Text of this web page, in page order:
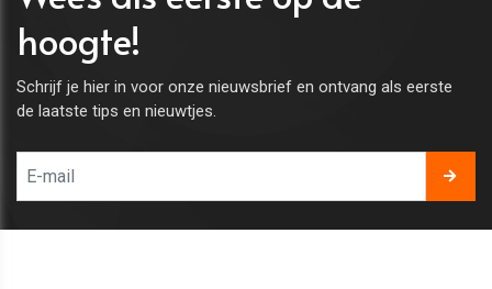
hoogte!
Schrijf je hier in voor onze nieuwsbrief en ontvang als eerste
de laatste tips en nieuwtjes.